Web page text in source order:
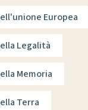
Europea
Legalità
Memoria
Terra